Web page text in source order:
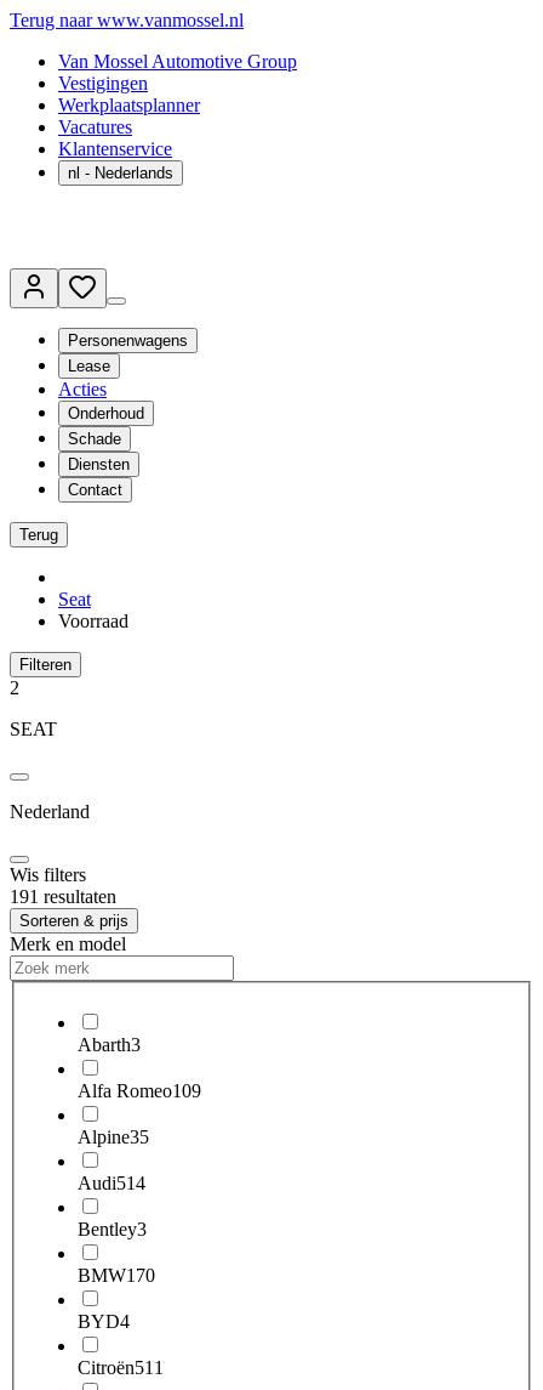
Terug naar www.vanmossel.nl
Van Mossel Automotive Group
Vestigingen
Werkplaatsplanner
Vacatures
Klantenservice
nl - Nederlands
Personenwagens
Lease
Acties
Onderhoud
Schade
Diensten
Contact
Terug
Seat
Voorraad
Filteren
2
SEAT
Nederland
Wis filters
191 resultaten
Sorteren & prijs
Merk en model
Abarth3
Alfa Romeo109
Alpine35
Audi514
Bentley3
BMW170
BYD4
Citroën511